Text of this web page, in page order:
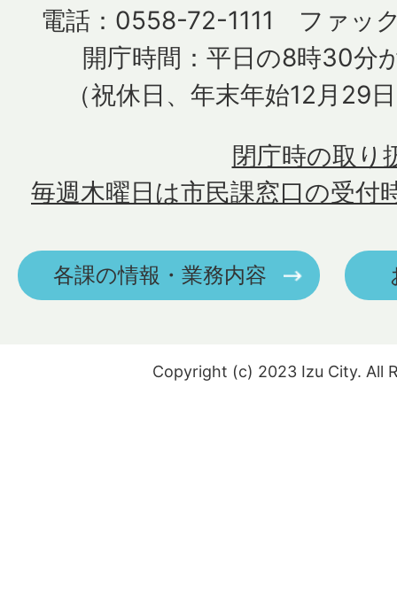
電話：0558-72-1111 ファッ
開庁時間：平日の8時30分
（祝休日、年末年始12月29
毎週木曜日は市民課窓口の受付
閉庁時の取り
各課の情報・業務内容
Copyright (c) 2023 Izu City. All